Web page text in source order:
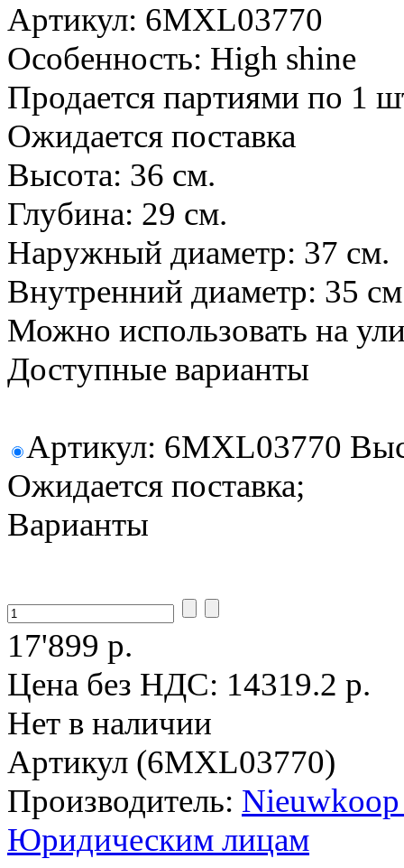
Артикул: 6MXL03770
Особенность: High shine
Продается партиями по 1
Ожидается поставка
Высота: 36 см.
Глубина: 29 см.
Наружный диаметр: 37 см.
Внутренний диаметр: 35
Можно использовать на
Доступные варианты
Артикул: 6MXL03770
Ожидается поставка;
Варианты
17'899 р.
Цена без НДС: 14319.2 р.
Нет в наличии
Артикул (6MXL03770)
Производитель:
Юридическим лицам